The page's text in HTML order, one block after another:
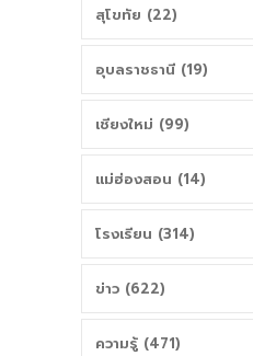
สุโขทัย (22)
อุบลราชธานี (19)
เชียงใหม่ (99)
แม่ฮ่องสอน (14)
โรงเรียน (314)
ข่าว (622)
ความรู้ (471)